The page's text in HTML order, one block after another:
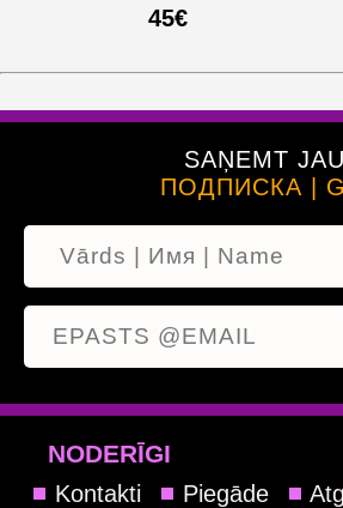
45€
SAŅEMT
ПОДПИСКА |
NODERĪGI
Kontakti Piegāde